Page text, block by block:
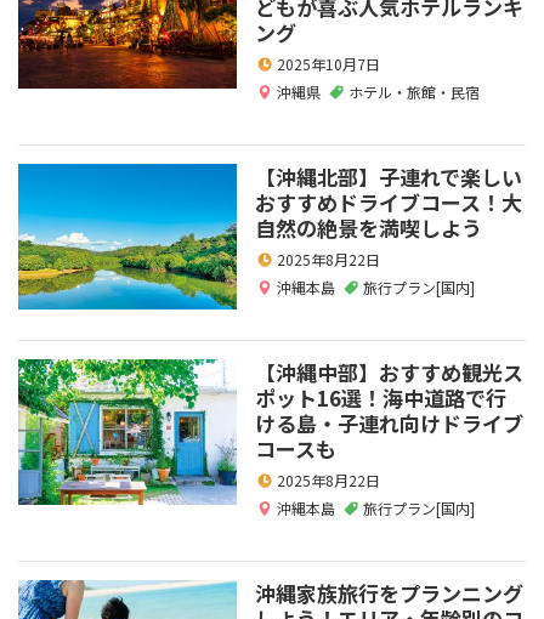
どもが喜ぶ人気ホテルランキ
ング
2025年10月7日
沖縄県
ホテル・旅館・民宿
【沖縄北部】子連れで楽しい
おすすめドライブコース！大
自然の絶景を満喫しよう
2025年8月22日
沖縄本島
旅行プラン[国内]
【沖縄中部】おすすめ観光ス
ポット16選！海中道路で行
ける島・子連れ向けドライブ
コースも
2025年8月22日
沖縄本島
旅行プラン[国内]
沖縄家族旅行をプランニング